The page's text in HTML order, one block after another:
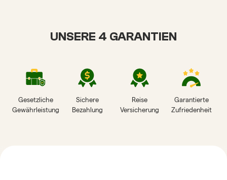
UNSERE 4 GARANTIEN
Gesetzliche
Gewährleistung
Sichere
Bezahlung
Reise
Versicherung
Garantierte
Zufriedenheit